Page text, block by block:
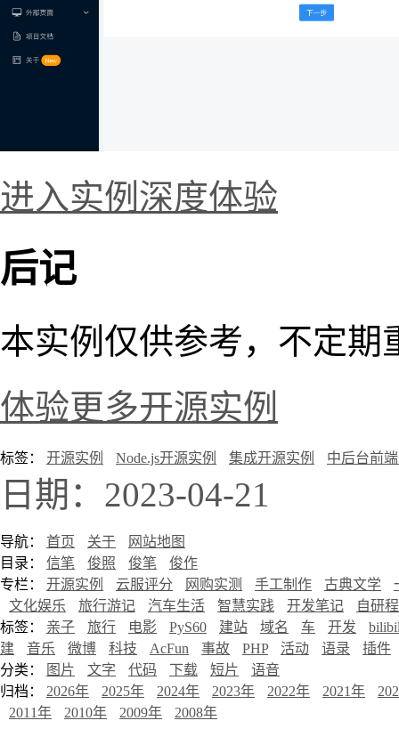
进入实例深度体验
后记
本实例仅供参考，不定期
体验更多开源实例
标签： 开源实例 Node.js开源实例 集成开源实例 中后台前
日期：2023-04-21
导航： 首页 关于
网站地图
目录： 信笔 俊照 俊笔
俊作
专栏： 开源实例 云服评分 网购实测 手工制作 古典文学
文化娱乐
旅行游记 汽车生活 智慧实践 开发笔记
自研
标签： 亲子 旅行 电影 PyS60 建站 域名 车 开发
建
音乐 微博 科技 AcFun 事故 PHP 活动 语录
插件
分类：
图片 文字 代码 下载 短片
语音
归档： 2026年 2025年 2024年 2023年 2022年 2021年
2011年
2010年 2009年 2008年